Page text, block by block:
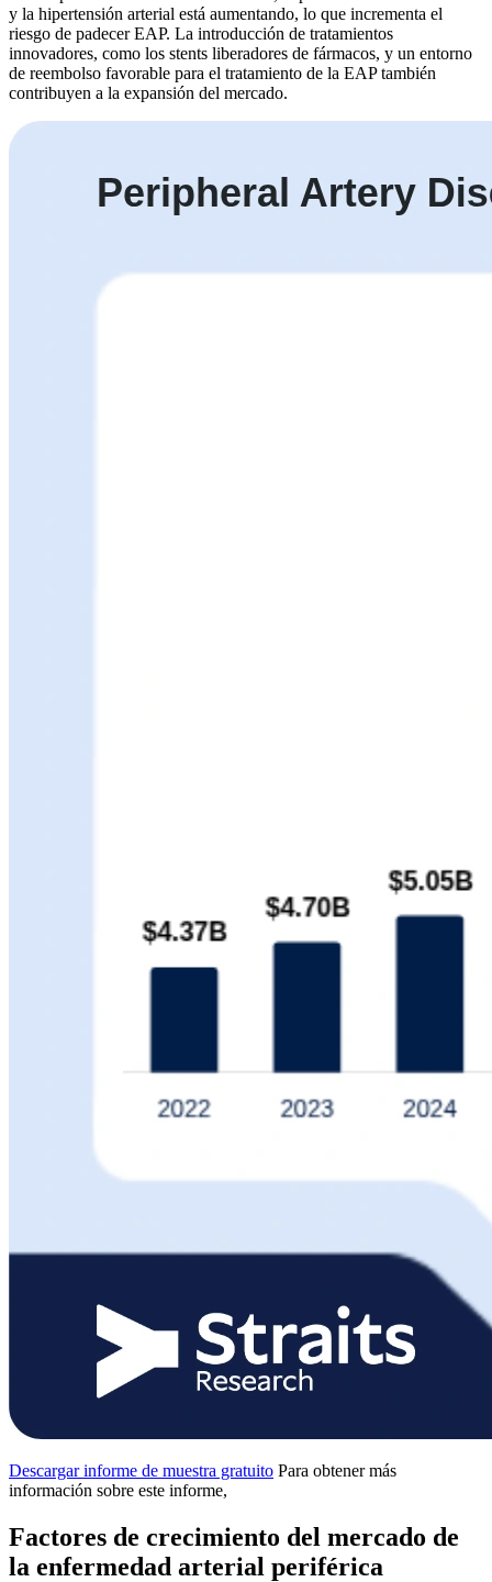
y la hipertensión arterial está aumentando, lo que incrementa el
riesgo de padecer EAP. La introducción de tratamientos
innovadores, como los stents liberadores de fármacos, y un entorno
de reembolso favorable para el tratamiento de la EAP también
contribuyen a la expansión del mercado.
Descargar informe de muestra gratuito Para obtener más
información sobre este informe,
Factores de crecimiento del mercado de
la enfermedad arterial periférica